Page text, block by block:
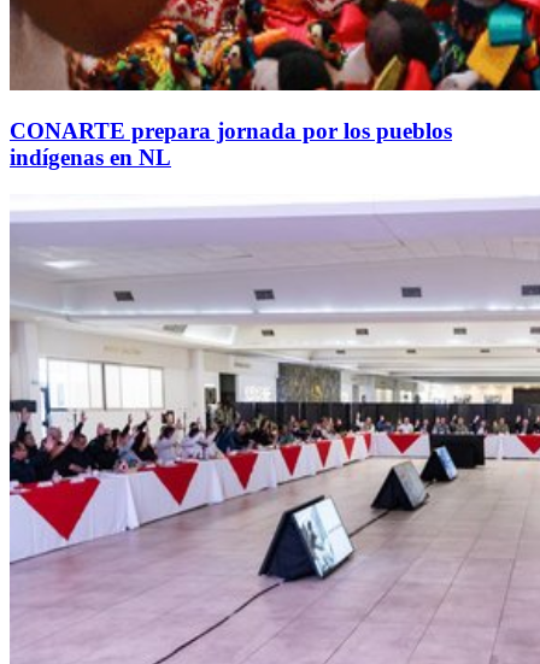
CONARTE prepara jornada por los pueblos
indígenas en NL